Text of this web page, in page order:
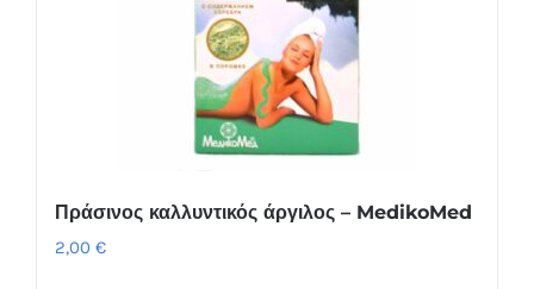
Πράσινος καλλυντικός άργιλος – MedikoMed
2,00 €